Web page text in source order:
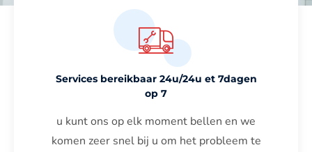
Services bereikbaar 24u/24u et 7dagen
op 7
u kunt ons op elk moment bellen en we
komen zeer snel bij u om het probleem te